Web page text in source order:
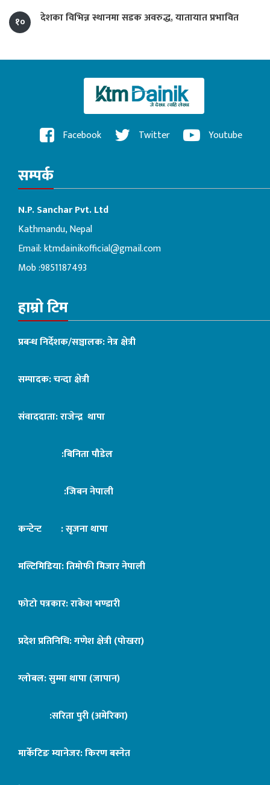
१० देशका विभिन्न स्थानमा सडक अवरुद्ध, यातायात प्रभावित
Facebook Twitter Youtube
सम्पर्क
N.P. Sanchar Pvt. Ltd
Kathmandu, Nepal
Email:ktmdainikofficial@gmail.com
Mob :9851187493
हाम्रो टिम
प्रबन्ध निर्देशक/सञ्चालक: नेत्र क्षेत्री
सम्पादक: चन्दा क्षेत्री
संवाददाता: राजेन्द्र थापा
:बिनिता पौडेल
:जिबन नेपाली
कन्टेन्ट : सृजना थापा
मल्टिमिडिया: तिमोफी मिजार नेपाली
फोटो पत्रकार: राकेश भण्डारी
प्रदेश प्रतिनिधि: गणेश क्षेत्री (पोखरा)
ग्लोबल: सुम्मा थापा (जापान)
:सरिता पुरी (अमेरिका)
मार्केटिङ म्यानेजर: किरण बस्नेत